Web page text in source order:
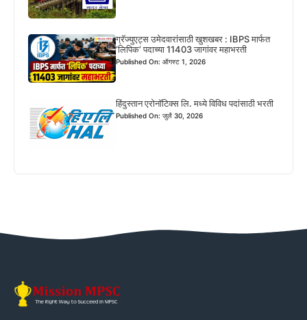
ग्रॅज्युएट्स उमेदवारांसाठी खुशखबर : IBPS मार्फत
‘लिपिक’ पदाच्या 11403 जागांवर महाभरती
Published On: ऑगस्ट 1, 2026
हिंदुस्तान एरोनॉटिक्स लि. मध्ये विविध पदांसाठी भरती
Published On: जुलै 30, 2026